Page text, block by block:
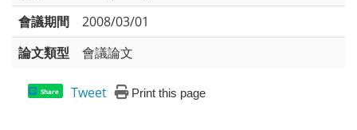
會議期間
2008/03/01
論文類型
會議論文
Share Tweet Print this page